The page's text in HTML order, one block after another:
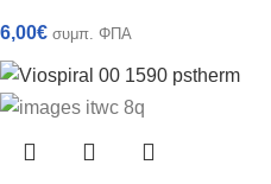
6,00€ συμπ. ΦΠΑ